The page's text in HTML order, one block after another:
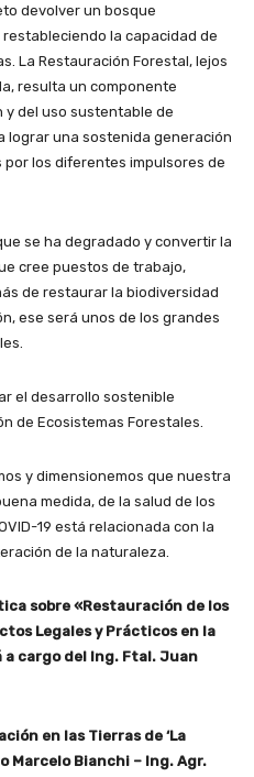
devolver un bosque
la capacidad de
La Restauración Forestal, lejos
resulta un componente
del uso sustentable de
lograr una sostenida generación
los diferentes impulsores de
se ha degradado y convertir la
cree puestos de trabajo,
de restaurar la biodiversidad
ese será unos de los grandes
el desarrollo sostenible
de Ecosistemas Forestales.
y dimensionemos que nuestra
medida, de la salud de los
19 está relacionada con la
de la naturaleza.
sobre «Restauración de los
Legales y Prácticos en la
a cargo del Ing. Ftal. Juan
en las Tierras de ‘La
Marcelo Bianchi – Ing. Agr.